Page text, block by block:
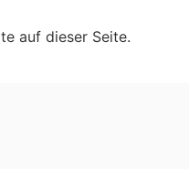
auf dieser Seite.